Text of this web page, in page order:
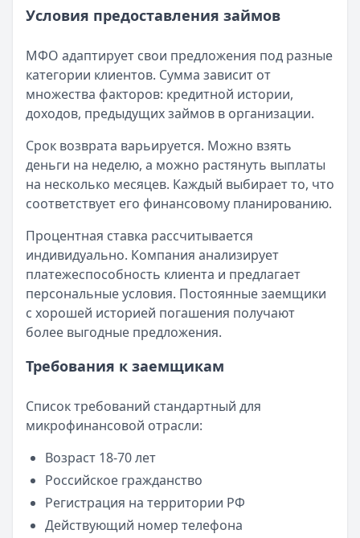
Категория:МФО
Все новости
Условия предоставления займов
МФО адаптирует свои предложения под разные
категории клиентов. Сумма зависит от
множества факторов: кредитной истории,
доходов, предыдущих займов в организации.
Срок возврата варьируется. Можно взять
деньги на неделю, а можно растянуть выплаты
на несколько месяцев. Каждый выбирает то, что
соответствует его финансовому планированию.
Процентная ставка рассчитывается
индивидуально. Компания анализирует
платежеспособность клиента и предлагает
персональные условия. Постоянные заемщики
с хорошей историей погашения получают
более выгодные предложения.
Требования к заемщикам
Список требований стандартный для
микрофинансовой отрасли:
Возраст 18-70 лет
Российское гражданство
Регистрация на территории РФ
Действующий номер телефона